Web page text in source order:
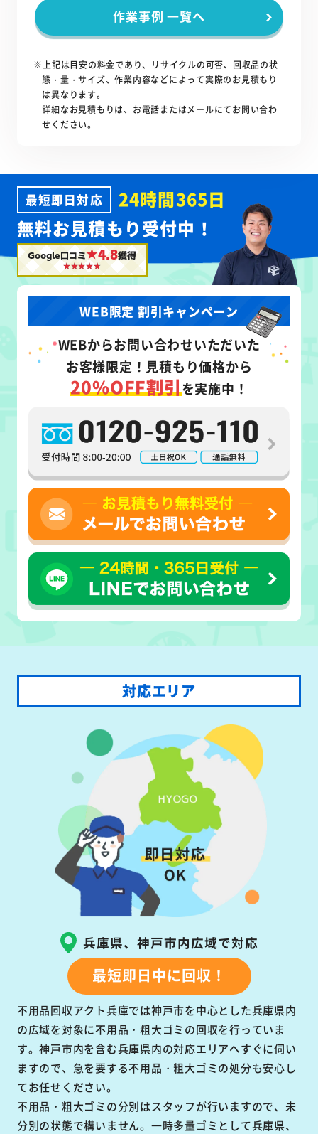
作業事例 一覧へ
※上記は目安の料金であり、リサイクルの可否、回収品の状
態・量・サイズ、作業内容などによって実際のお見積もり
は異なります。
詳細なお見積もりは、お電話またはメールにてお問い合わ
せください。
最短即日対応
24時間365日
無料お見積もり受付中！
Google口コミ★4.8獲得
WEB限定 割引キャンペーン
WEBからお問い合わせいただいた
お客様限定！ 見積もり価格から
20%OFF割引を実施中！
対応エリア
兵庫県、神戸市内広域で対応
最短即日中に回収！
不用品回収アクト兵庫では神戸市を中心とした兵庫県内
の広域を対象に不用品・粗大ゴミの回収を行っていま
す。神戸市内を含む兵庫県内の対応エリアへすぐに伺い
ますので、急を要する不用品・粗大ゴミの処分も安心し
てお任せください。
不用品・粗大ゴミの分別はスタッフが行いますので、未
分別の状態で構いません。一時多量ゴミとして兵庫県、